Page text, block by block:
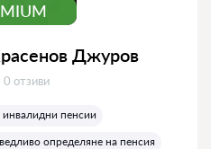
Джуров
Отзиви:
0 отзиви
инвалидни пенсии
определяне на пенсия